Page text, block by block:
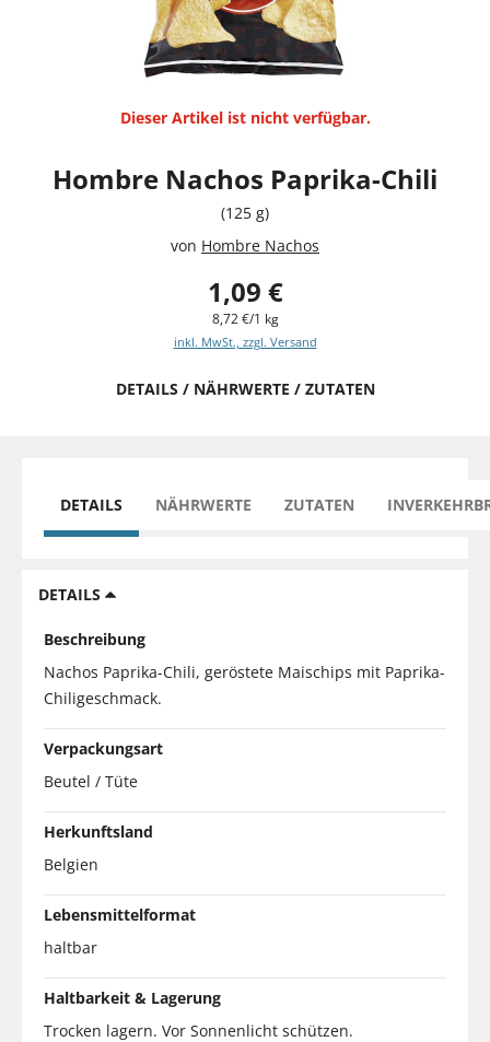
Dieser Artikel ist nicht verfügbar.
Hombre Nachos Paprika-Chili
(125 g)
von Hombre Nachos
1,09 €
8,72 €/1 kg
inkl. MwSt., zzgl. Versand
DETAILS / NÄHRWERTE / ZUTATEN
DETAILS NÄHRWERTE ZUTATEN
DETAILS
Beschreibung
Nachos Paprika-Chili, geröstete Maischips mit Paprika-
Chiligeschmack.
Verpackungsart
Beutel / Tüte
Herkunftsland
Belgien
Lebensmittelformat
haltbar
Haltbarkeit & Lagerung
Trocken lagern. Vor Sonnenlicht schützen.